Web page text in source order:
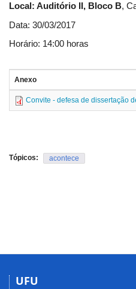
Local: Auditório II, Bloco B,
Data: 30/03/2017
Horário: 14:00 horas
Anexo
Convite - defesa de dissertação
Tópicos: acontece
UFU